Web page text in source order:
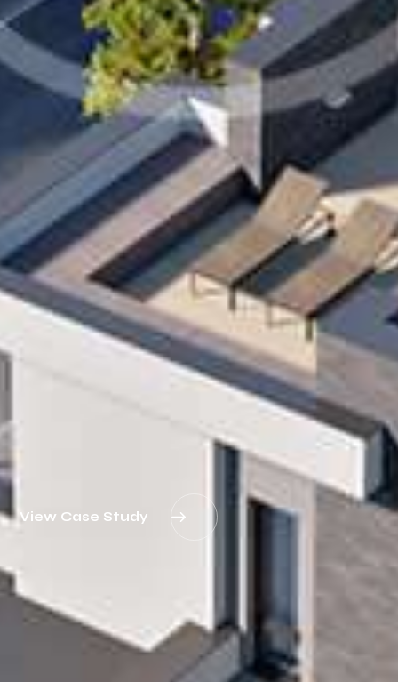
View Case Study